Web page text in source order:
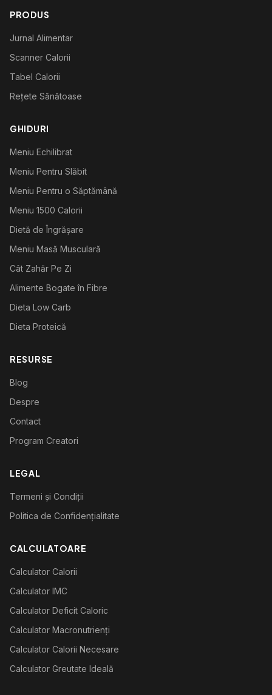
PRODUS
Jurnal Alimentar
Scanner Calorii
Tabel Calorii
Rețete Sănătoase
GHIDURI
Meniu Echilibrat
Meniu Pentru Slăbit
Meniu Pentru o Săptămână
Meniu 1500 Calorii
Dietă de Îngrășare
Meniu Masă Musculară
Cât Zahăr Pe Zi
Alimente Bogate în Fibre
Dieta Low Carb
Dieta Proteică
RESURSE
Blog
Despre
Contact
Program Creatori
LEGAL
Termeni și Condiții
Politica de Confidențialitate
CALCULATOARE
Calculator Calorii
Calculator IMC
Calculator Deficit Caloric
Calculator Macronutrienți
Calculator Calorii Necesare
Calculator Greutate Ideală